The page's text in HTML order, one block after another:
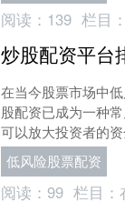
阅读： 139 栏目：
在当今股票市场中
股配资已成为一种
可以放大投资者的
然而，选择一个可靠
关重要。 根据市场调
低风险股票配资
阅读： 99 栏目：